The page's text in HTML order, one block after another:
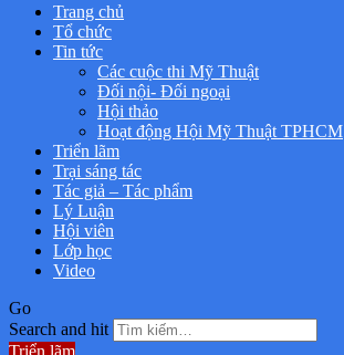
Trang chủ
Tổ chức
Tin tức
Các cuộc thi Mỹ Thuật
Đối nội- Đối ngoại
Hội thảo
Hoạt động Hội Mỹ Thuật TPHCM
Triển lãm
Trại sáng tác
Tác giả – Tác phẩm
Lý Luận
Hội viên
Lớp học
Video
Go
Search and hit
Triển lãm